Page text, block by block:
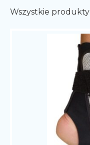
Wszystkie produkty